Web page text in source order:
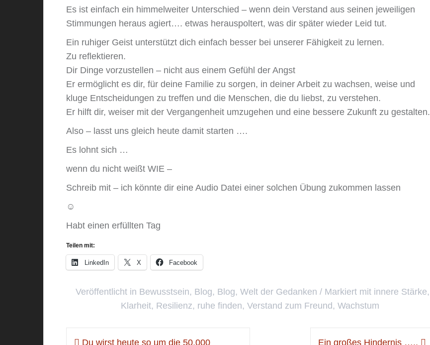
Es ist einfach ein himmelweiter Unterschied – wenn dein Verstand aus seinen jeweiligen
Stimmungen heraus agiert…. etwas herauspoltert, was dir später wieder Leid tut.
Ein ruhiger Geist unterstützt dich einfach besser bei unserer Fähigkeit zu lernen.
Zu reflektieren.
Dir Dinge vorzustellen – nicht aus einem Gefühl der Angst
Er ermöglicht es dir, für deine Familie zu sorgen, in deiner Arbeit zu wachsen, weise und
kluge Entscheidungen zu treffen und die Menschen, die du liebst, zu verstehen.
Er hilft dir, weiser mit der Vergangenheit umzugehen und eine bessere Zukunft zu gestalten.
Also – lasst uns gleich heute damit starten ….
Es lohnt sich …
wenn du nicht weißt WIE –
Schreib mit – ich könnte dir eine Audio Datei einer solchen Übung zukommen lassen
☺️
Habt einen erfüllten Tag
Teilen mit:
LinkedIn X Facebook
Veröffentlicht in Bewusstsein, Blog, Blog, Welt der Gedanken Markiert mit innere Stärke,
Klarheit, Resilienz, ruhe finden, Verstand zum Freund , Wachstum
Beitragsnavigation
Du wirst heute so um die 50.000 Ein großes Hindernis …..